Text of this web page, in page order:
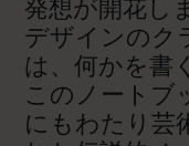
発想が開花し
デザインのク
は、何かを書
このノートブ
にもわたり芸